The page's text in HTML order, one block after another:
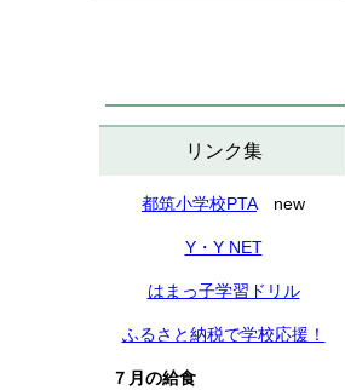
リンク集
都筑小学校PTAnew
Y・Y NET
はまっ子学習ドリル
ふるさと納税で学校応援！
７月の給食